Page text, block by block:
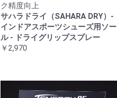
ク精度向上
サハラドライ（SAHARA DRY）-
インドアスポーツシューズ用ソー
ル - ドライグリップスプレー
￥2,970